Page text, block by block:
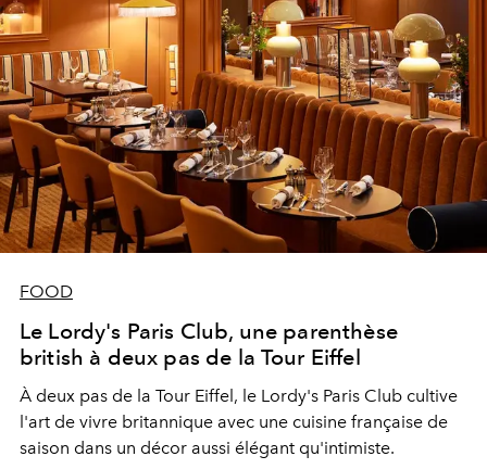
FOOD
Le Lordy's Paris Club, une parenthèse
british à deux pas de la Tour Eiffel
À deux pas de la Tour Eiffel, le Lordy's Paris Club cultive
l'art de vivre britannique avec une cuisine française de
saison dans un décor aussi élégant qu'intimiste.